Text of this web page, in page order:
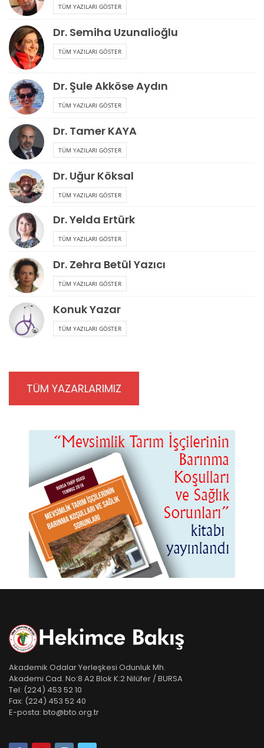
TÜM YAZILARI GÖSTER
Dr. Semiha Uzunalioğlu
TÜM YAZILARI GÖSTER
Dr. Şule Akköse Aydın
TÜM YAZILARI GÖSTER
Dr. Tamer KAYA
TÜM YAZILARI GÖSTER
Dr. Uğur Köksal
TÜM YAZILARI GÖSTER
Dr. Yelda Ertürk
TÜM YAZILARI GÖSTER
Dr. Zehra Betül Yazıcı
TÜM YAZILARI GÖSTER
Konuk Yazar
TÜM YAZILARI GÖSTER
TÜM YAZARLARIMIZ
Akademik Odalar Yerleşkesi Odunluk Mh.
Akademi Cad. No:8 A2 Blok K:2 Nilüfer / BURSA
Tel: (224) 453 52 10
Fax: (224) 453 52 40
E-posta: bto@bto.org.tr